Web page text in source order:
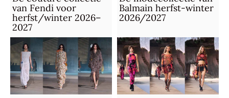
van Fendi voor
herfst/winter 2026–
2027
Balmain herfst-winter
2026/2027